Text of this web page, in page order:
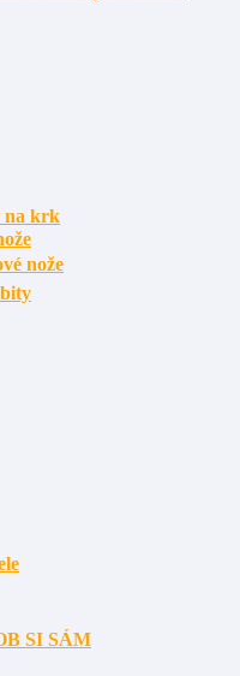
na krk
nože
SI SÁM